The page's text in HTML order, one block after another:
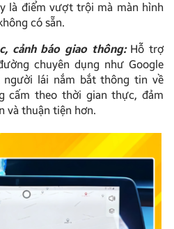
là điểm vượt trội mà màn hình
có sẵn.
cảnh báo giao thông: Hỗ trợ
chuyên dụng như Google
người lái nắm bắt thông tin về
cấm theo thời gian thực, đảm
và thuận tiện hơn.